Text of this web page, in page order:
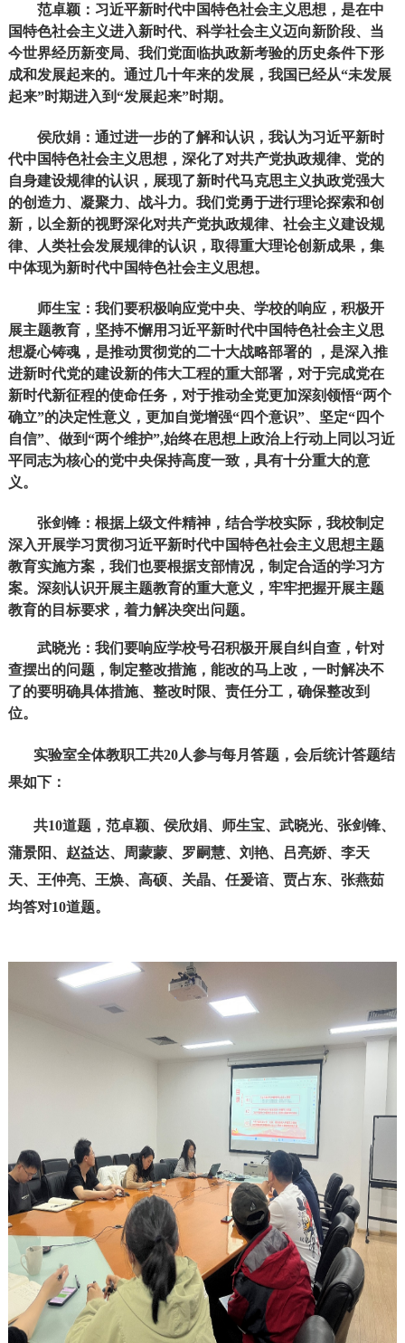
范卓颖：习近平新时代中国特色社会主义思想，是在中
国特色社会主义进入新时代、科学社会主义迈向新阶段、当
今世界经历新变局、我们党面临执政新考验的历史条件下形
成和发展起来的。通过几十年来的发展，我国已经从“未发展
起来”时期进入到“发展起来”时期。
侯欣娟：通过进一步的了解和认识，我认为习近平新时
代中国特色社会主义思想，深化了对共产党执政规律、党的
自身建设规律的认识，展现了新时代马克思主义执政党强大
的创造力、凝聚力、战斗力。我们党勇于进行理论探索和创
新，以全新的视野深化对共产党执政规律、社会主义建设规
律、人类社会发展规律的认识，取得重大理论创新成果，集
中体现为新时代中国特色社会主义思想。
师生宝：我们要积极响应党中央、学校的响应，积极开
展主题教育，坚持不懈用习近平新时代中国特色社会主义思
想凝心铸魂，是推动贯彻党的二十大战略部署的 ，是深入推
进新时代党的建设新的伟大工程的重大部署，对于完成党在
新时代新征程的使命任务，对于推动全党更加深刻领悟“两个
确立”的决定性意义，更加自觉增强“四个意识”、坚定“四个
自信”、做到“两个维护”,始终在思想上政治上行动上同以习近
平同志为核心的党中央保持高度一致，具有十分重大的意
义。
张剑锋：根据上级文件精神，结合学校实际，我校制定
深入开展学习贯彻习近平新时代中国特色社会主义思想主题
教育实施方案，我们也要根据支部情况，制定合适的学习方
案。深刻认识开展主题教育的重大意义，牢牢把握开展主题
教育的目标要求，着力解决突出问题。
武晓光：我们要响应学校号召积极开展自纠自查，针对
查摆出的问题，制定整改措施，能改的马上改，一时解决不
了的要明确具体措施、整改时限、责任分工，确保整改到
位。
实验室全体教职工共20人参与每月答题，会后统计答题结
果如下：
共10道题，范卓颖、侯欣娟、师生宝、武晓光、张剑锋、
蒲景阳、赵益达、周蒙蒙、罗嗣慧、刘艳、吕亮娇、李天
天、王仲亮、王焕、高硕、关晶、任爰谙、贾占东、张燕茹
均答对10道题。